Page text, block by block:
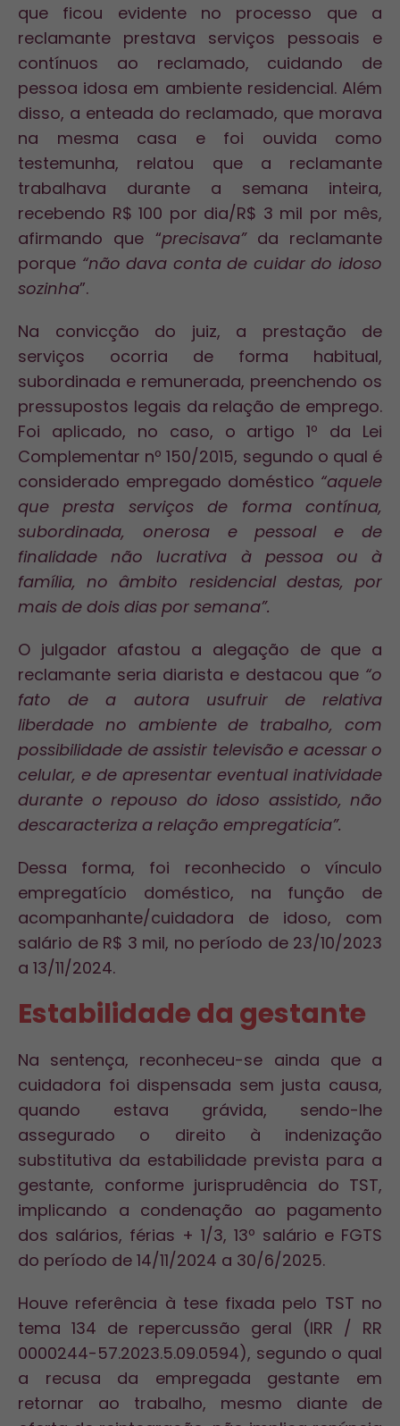
que ficou evidente no processo que a
reclamante prestava serviços pessoais e
contínuos ao reclamado, cuidando de
pessoa idosa em ambiente residencial. Além
disso, a enteada do reclamado, que morava
na mesma casa e foi ouvida como
testemunha, relatou que a reclamante
trabalhava durante a semana inteira,
recebendo R$ 100 por dia/R$ 3 mil por mês,
afirmando que “precisava”da reclamante
porque “não dava conta de cuidar do idoso
sozinha”.
Na convicção do juiz, a prestação de
serviços ocorria de forma habitual,
subordinada e remunerada, preenchendo os
pressupostos legais da relação de emprego.
Foi aplicado, no caso, o artigo 1º da Lei
Complementar nº 150/2015, segundo o qual é
considerado empregado doméstico “aquele
que presta serviços de forma contínua,
subordinada, onerosa e pessoal e de
finalidade não lucrativa à pessoa ou à
família, no âmbito residencial destas, por
mais de dois dias por semana”.
O julgador afastou a alegação de que a
reclamante seria diarista e destacou que “o
fato de a autora usufruir de relativa
liberdade no ambiente de trabalho, com
possibilidade de assistir televisão e acessar o
celular, e de apresentar eventual inatividade
durante o repouso do idoso assistido, não
descaracteriza a relação empregatícia”.
Dessa forma, foi reconhecido o vínculo
empregatício doméstico, na função de
acompanhante/cuidadora de idoso, com
salário de R$ 3 mil, no período de 23/10/2023
a 13/11/2024.
Estabilidade da gestante
Na sentença, reconheceu-se ainda que a
cuidadora foi dispensada sem justa causa,
quando estava grávida, sendo-lhe
assegurado o direito à indenização
substitutiva da estabilidade prevista para a
gestante, conforme jurisprudência do TST,
implicando a condenação ao pagamento
dos salários, férias + 1/3, 13º salário e FGTS
do período de 14/11/2024 a 30/6/2025.
Houve referência à tese fixada pelo TST no
tema 134 de repercussão geral (IRR / RR
0000244-57.2023.5.09.0594), segundo o qual
a recusa da empregada gestante em
retornar ao trabalho, mesmo diante de